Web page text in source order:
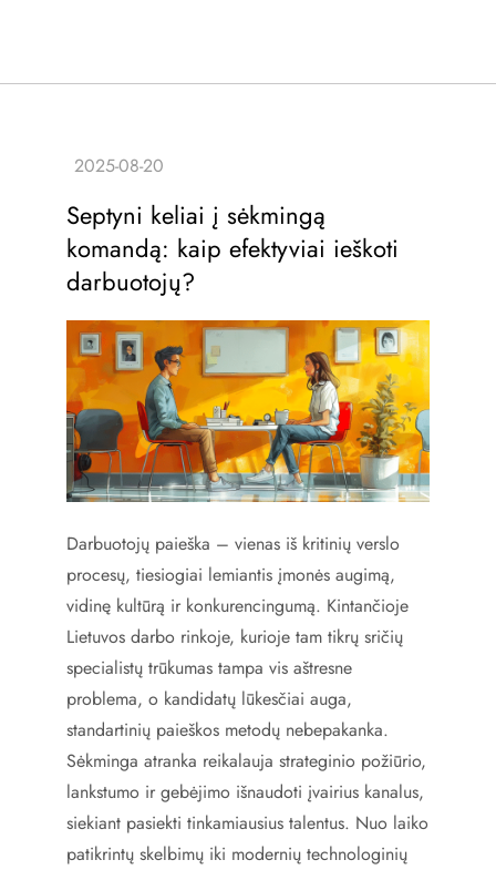
Septyni keliai į sėkmingą
komandą: kaip efektyviai ieškoti
darbuotojų?
Darbuotojų paieška – vienas iš kritinių verslo
procesų, tiesiogiai lemiantis įmonės augimą,
vidinę kultūrą ir konkurencingumą. Kintančioje
Lietuvos darbo rinkoje, kurioje tam tikrų sričių
specialistų trūkumas tampa vis aštresne
problema, o kandidatų lūkesčiai auga,
standartinių paieškos metodų nebepakanka.
Sėkminga atranka reikalauja strateginio požiūrio,
lankstumo ir gebėjimo išnaudoti įvairius kanalus,
siekiant pasiekti tinkamiausius talentus. Nuo laiko
patikrintų skelbimų iki modernių technologinių